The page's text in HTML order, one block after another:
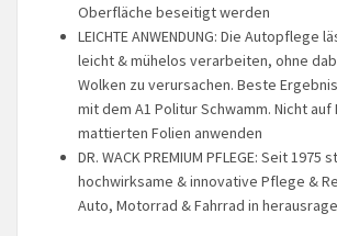
Oberfläche beseitigt werden
LEICHTE ANWENDUNG: Die Autopflege
leicht & mühelos verarbeiten, ohne
Wolken zu verursachen. Beste
mit dem A1 Politur Schwamm. Nicht auf
mattierten Folien anwenden
DR. WACK PREMIUM PFLEGE: Seit 1975
hochwirksame & innovative Pflege &
Auto, Motorrad & Fahrrad in